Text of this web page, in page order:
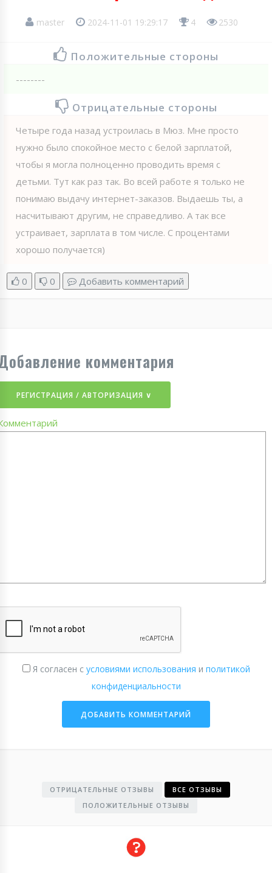
master 2024-11-01 19:29:17 4 2530
Положительные стороны
--------
Отрицательные стороны
Четыре года назад устроилась в Мюз. Мне просто
нужно было спокойное место с белой зарплатой,
чтобы я могла полноценно проводить время с
детьми. Тут как раз так. Во всей работе я только не
понимаю выдачу интернет-заказов. Выдаешь ты, а
насчитывают другим, не справедливо. А так все
устраивает, зарплата в том числе. С процентами
хорошо получается)
0 0 Добавить комментарий
комментария
РЕГИСТРАЦИЯ / АВТОРИЗАЦИЯ ∨
Я согласен с условиями использования и политикой
конфиденциальности
ОТРИЦАТЕЛЬНЫЕ ОТЗЫВЫ
ВСЕ ОТЗЫВЫ
ПОЛОЖИТЕЛЬНЫЕ ОТЗЫВЫ